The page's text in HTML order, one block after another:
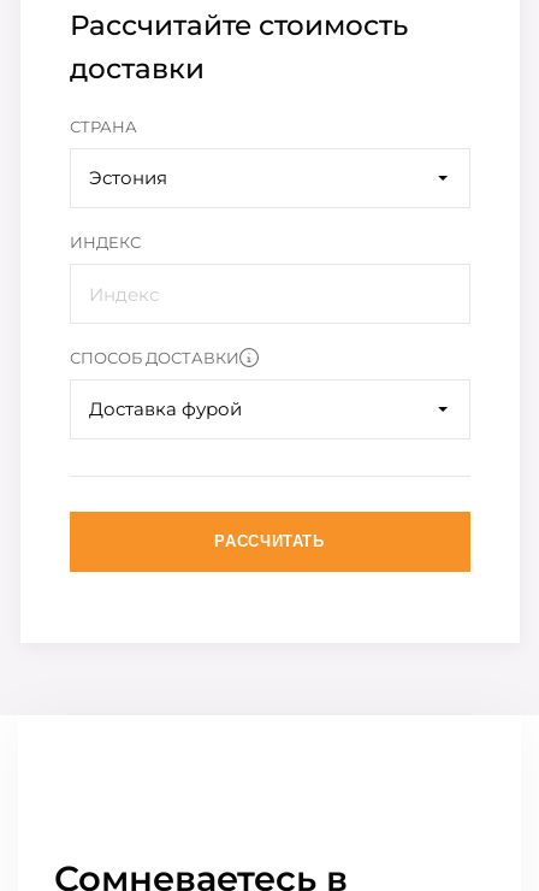
Рассчитайте стоимость
доставки
СТРАНА
Эстония
ИНДЕКС
СПОСОБ ДОСТАВКИ
Доставка фурой
РАССЧИТАТЬ
Сомневаетесь в